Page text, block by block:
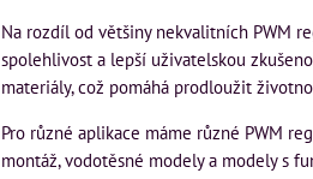
Na rozdíl od většiny nekvalitních PWM
spolehlivost a lepší uživatelskou
materiály, což pomáhá prodloužit
Pro různé aplikace máme různé PWM
montáž, vodotěsné modely a modely s